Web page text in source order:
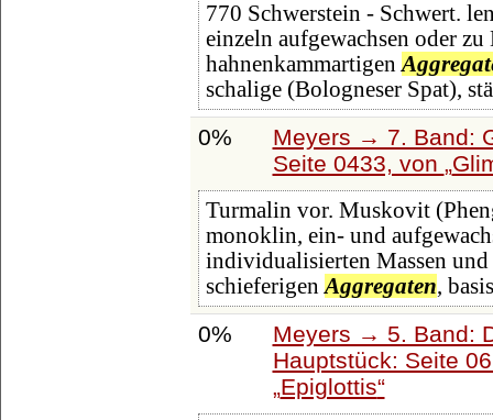
770 Schwerstein - Schwert.
einzeln aufgewachsen oder
hahnenkammartigen
schalige (Bologneser Spat),
0%
Meyers → 7. Band:
Seite 0433, von
Turmalin vor. Muskovit
monoklin, ein- und
individualisierten Massen
schieferigen Aggregaten,
0%
Meyers → 5. Band:
Hauptstück: Seite
Epiglottis